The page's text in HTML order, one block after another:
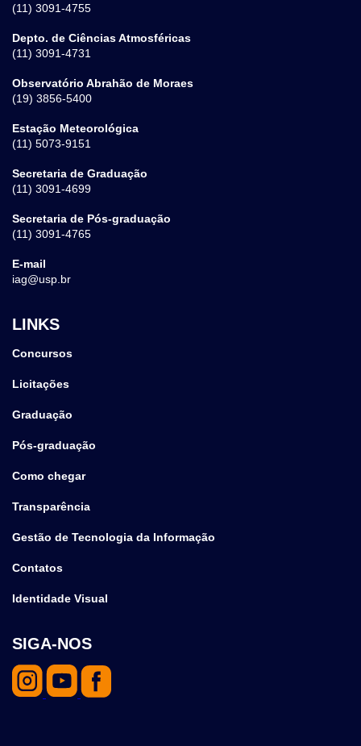
(11) 3091-4755
Depto. de Ciências Atmosféricas
(11) 3091-4731
Observatório Abrahão de Moraes
(19) 3856-5400
Estação Meteorológica
(11) 5073-9151
Secretaria de Graduação
(11) 3091-4699
Secretaria de Pós-graduação
(11) 3091-4765
E-mail
iag@usp.br
LINKS
Concursos
Licitações
Graduação
Pós-graduação
Como chegar
Transparência
Gestão de Tecnologia da Informação
Contatos
Identidade Visual
SIGA-NOS